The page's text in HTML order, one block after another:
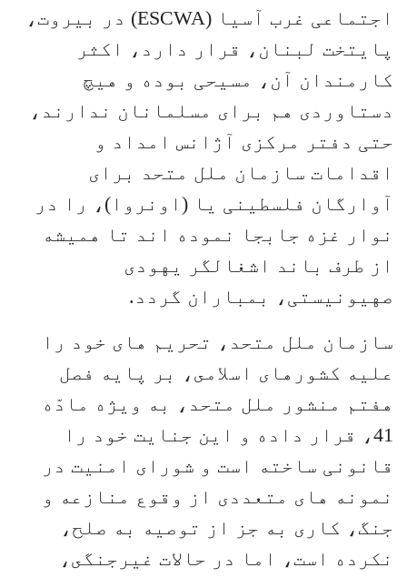
اجتماعی غرب آسیا (ESCWA) در بیروت،
پایتخت لبنان، قرار دارد، اکثر
کارمندان آن، مسیحی بوده و هیچ
دستاوردی هم برای مسلمانان ندارند،
حتی دفتر مرکزی آژانس امداد و
اقدامات سازمان ملل متحد برای
آوارگان فلسطینی یا (اونروا)، را در
نوار غزه جابجا نموده اند تا همیشه
از طرف باند اشغالگر یهودی
صهیونیستی، بمباران گردد.
سازمان ملل متحد، تحريم هاى خود را
عليه كشورهاى اسلامى، بر پايه فصل
هفتم منشور ملل متحد، به ویژه مادّه
41، قرار داده و این جنایت خود را
قانونی ساخته است و شوراى امنيت در
نمونه هاى متعددى از وقوع منازعه و
جنگ، كارى به جز از توصيه به صلح،
نكرده است، اما در حالات غيرجنگى،